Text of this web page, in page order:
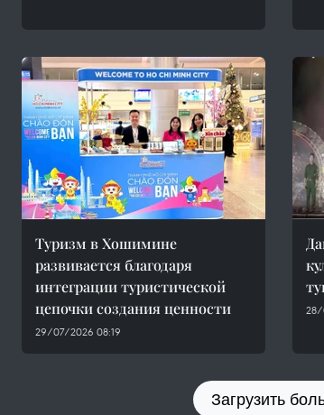
Туризм в Хошимине
развивается благодаря
интеграции туристической
цепочки создания ценности
29/07/2026 08:19
28/
Загрузить